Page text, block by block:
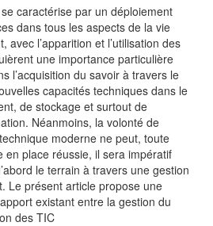
caractérise par un déploiement
dans tous les aspects de la vie
avec l’apparition et l’utilisation des
une importance particulière
l’acquisition du savoir à travers le
capacités techniques dans le
de stockage et surtout de
Néanmoins, la volonté de
moderne ne peut, toute
en place réussie, il sera impératif
le terrain à travers une gestion
Le présent article propose une
existant entre la gestion du
des TIC